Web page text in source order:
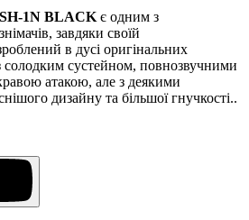
1N BLACK є одним з
завдяки своїй
в дусі оригінальних
солодким сустейном, повнозвучними
атакою, але з деякими
дизайну та більшої гнучкості..